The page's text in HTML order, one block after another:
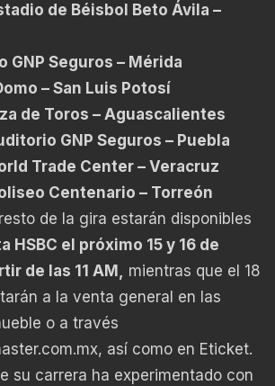
de Béisbol Beto Ávila –
GNP Seguros – Mérida
– San Luis Potosí
de Toros – Aguascalientes
GNP Seguros – Puebla
Trade Center – Veracruz
Centenario – Torreón
de la gira estarán disponibles
HSBC el próximo 15 y 16 de
de las 11 AM, mientras que el 18
a la venta general en las
o a través
, así como en Eticket.
su carrera ha experimentado con